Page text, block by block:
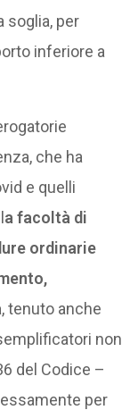
soglia, per
inferiore a
che ha
e quelli
a facoltà di
ordinarie
, tenuto anche
non
del Codice –
per